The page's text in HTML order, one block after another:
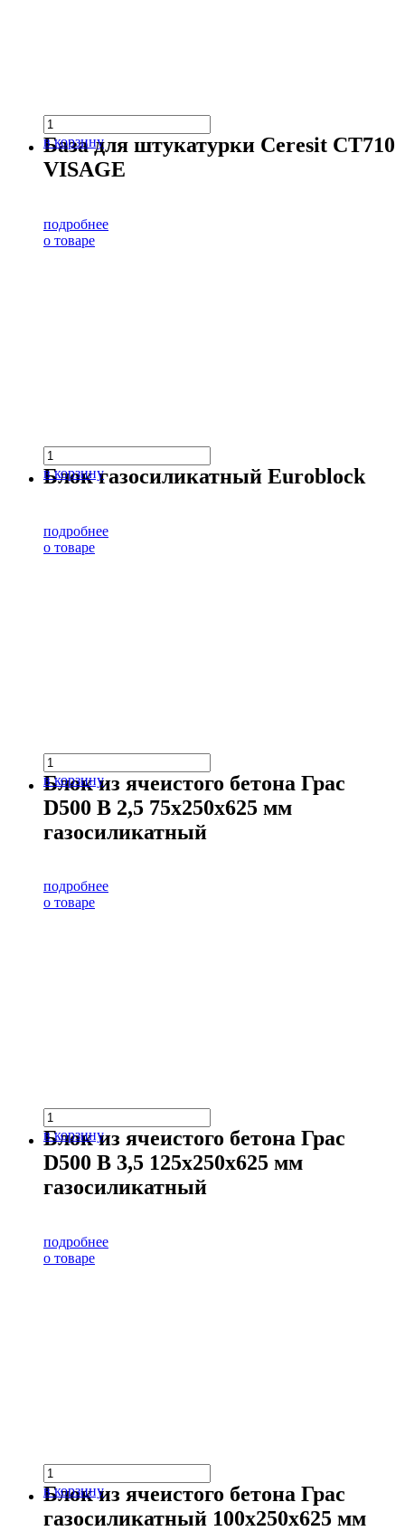
в корзину
База для штукатурки Ceresit CT710
VISAGE
подробнее
о товаре
в корзину
Блок газосиликатный Euroblock
подробнее
о товаре
в корзину
Блок из ячеистого бетона Грас
D500 В 2,5 75х250х625 мм
газосиликатный
подробнее
о товаре
в корзину
Блок из ячеистого бетона Грас
D500 В 3,5 125х250х625 мм
газосиликатный
подробнее
о товаре
в корзину
Блок из ячеистого бетона Грас
газосиликатный 100х250х625 мм